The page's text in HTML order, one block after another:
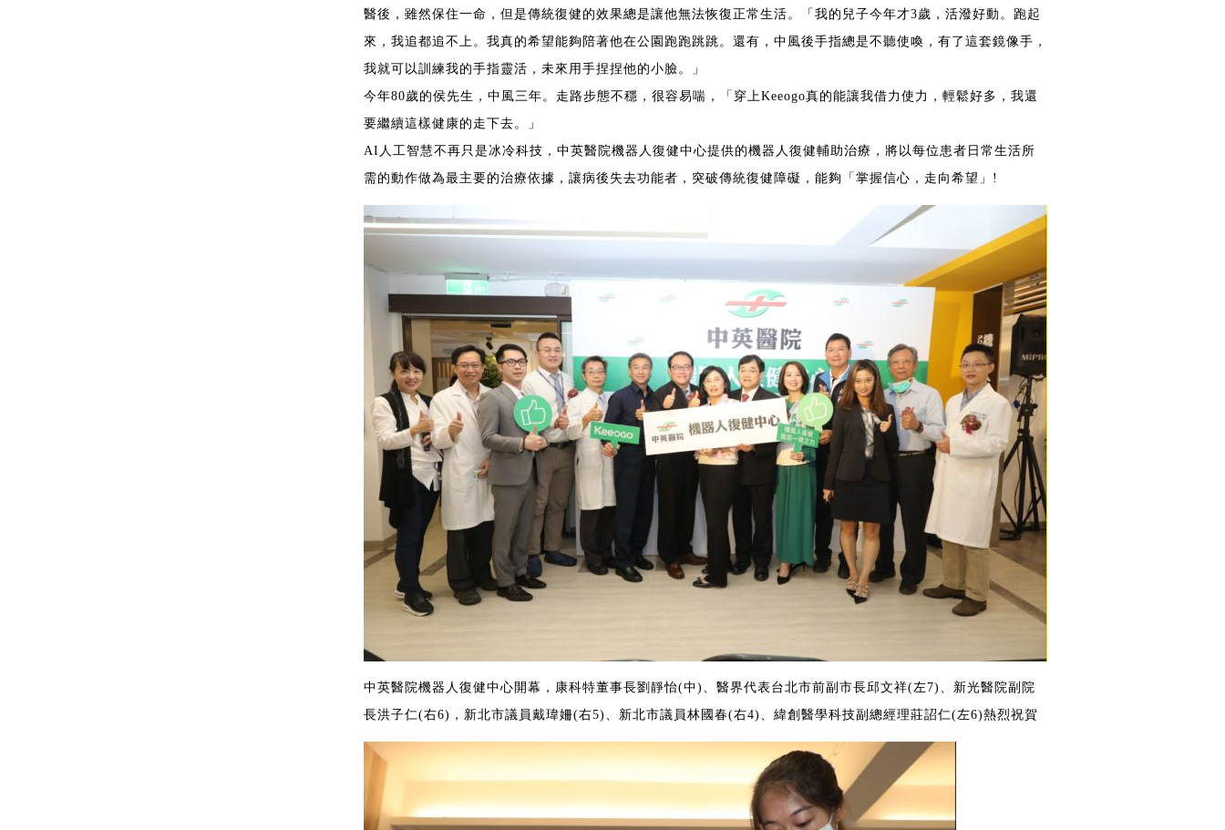
醫後，雖然保住一命，但是傳統復健的效果總是讓他無法恢復正常生活。「我的兒子今年才3歲，活潑好動。跑起
來，我追都追不上。我真的希望能夠陪著他在公園跑跑跳跳。還有，中風後手指總是不聽使喚，有了這套鏡像手，
我就可以訓練我的手指靈活，未來用手捏捏他的小臉。」
今年80歲的侯先生，中風三年。走路步態不穩，很容易喘，「穿上Keeogo真的能讓我借力使力，輕鬆好多，我還
要繼續這樣健康的走下去。」
AI人工智慧不再只是冰冷科技，中英醫院機器人復健中心提供的機器人復健輔助治療，將以每位患者日常生活所
需的動作做為最主要的治療依據，讓病後失去功能者，突破傳統復健障礙，能夠「掌握信心，走向希望」!
中英醫院機器人復健中心開幕，康科特董事長劉靜怡(中)、醫界代表台北市前副市長邱文祥(左7)、新光醫院副院
長洪子仁(右6)，新北市議員戴瑋姍(右5)、新北市議員林國春(右4)、緯創醫學科技副總經理莊詔仁(左6)熱烈祝賀